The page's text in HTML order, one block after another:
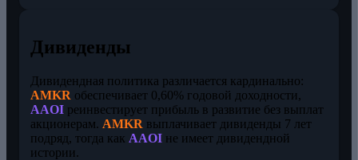
Дивиденды
Дивидендная политика различается кардинально:
AMKR обеспечивает 0,60% годовой доходности,
AAOI реинвестирует прибыль в развитие без выплат
акционерам. AMKR выплачивает дивиденды 7 лет
подряд, тогда как AAOI не имеет дивидендной
истории.